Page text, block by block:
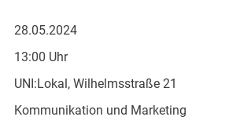
28.05.2024
13:00 Uhr
UNI:Lokal, Wilhelmsstraße 21
Kommunikation und Marketing